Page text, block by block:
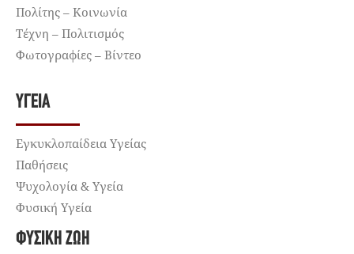
Πολίτης – Κοινωνία
Τέχνη – Πολιτισμός
Φωτογραφίες – Βίντεο
ΥΓΕΊΑ
Εγκυκλοπαίδεια Υγείας
Παθήσεις
Ψυχολογία & Υγεία
Φυσική Υγεία
ΦΥΣΙΚΉ ΖΩΉ